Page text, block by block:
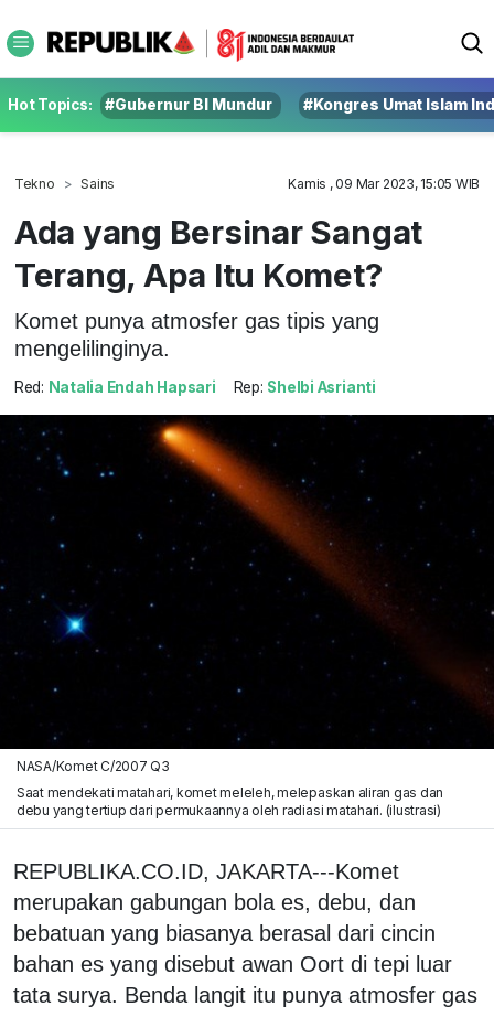
Hot Topics: #Gubernur BI Mundur #Kongres Umat Islam
Tekno Sains Kamis , 09 Mar 2023, 15:05 WIB
Ada yang Bersinar Sangat
Terang, Apa Itu Komet?
Komet punya atmosfer gas tipis yang
mengelilinginya.
Red: Natalia Endah Hapsari Rep: Shelbi Asrianti
NASA/Komet C/2007 Q3
Saat mendekati matahari, komet meleleh, melepaskan aliran gas dan
debu yang tertiup dari permukaannya oleh radiasi matahari. (ilustrasi)
REPUBLIKA.CO.ID, JAKARTA---Komet
merupakan gabungan bola es, debu, dan
bebatuan yang biasanya berasal dari cincin
bahan es yang disebut awan Oort di tepi luar
tata surya. Benda langit itu punya atmosfer gas